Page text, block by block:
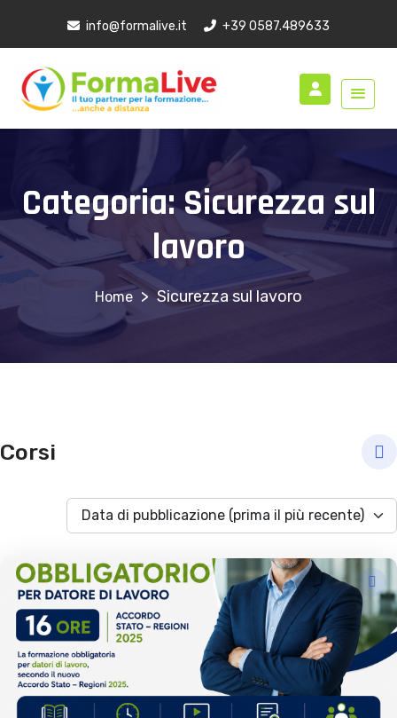
info@formalive.it +39 0587.489633
Categoria:Sicurezza sul
lavoro
> Sicurezza sul lavoro
Corsi
Data di pubblicazione (prima il più recente)